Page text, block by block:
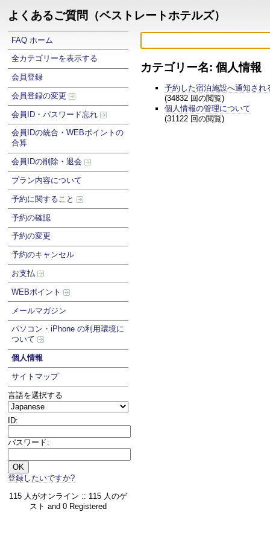
よくあるご質問（ベストレートホテルズ）
FAQ ホーム
全カテゴリーを表示する
会員登録
会員登録の変更
会員ID・パスワード忘れ
会員IDの統合・WEBポイントの
合算
会員IDの削除・退会
プラン内容について
予約に関すること
予約の確認
予約の変更
予約のキャンセル
お支払
WEBポイント
メールマガジン
パソコン・iPhone の利用環境に
ついて
個人情報
サイトマップ
言語を選択する
ID:
パスワード:
登録したいですか?
115 人がオンライン :: 115 人のゲ
スト and 0 Registered
カテゴリー名: 個人情報
予約した宿泊施設へ通知され
(34832 回の閲覧)
個人情報の管理について
(31122 回の閲覧)